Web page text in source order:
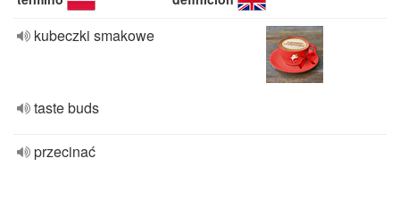
kubeczki smakowe
taste buds
przecinać